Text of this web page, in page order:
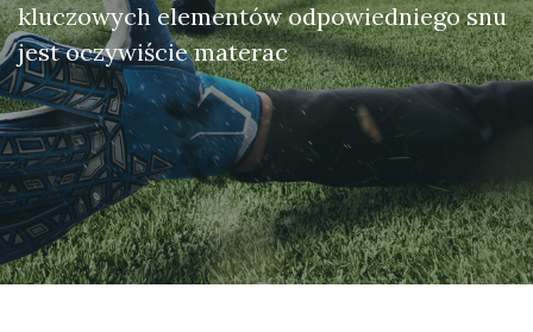
kluczowych elementów odpowiedniego snu
jest oczywiście materac